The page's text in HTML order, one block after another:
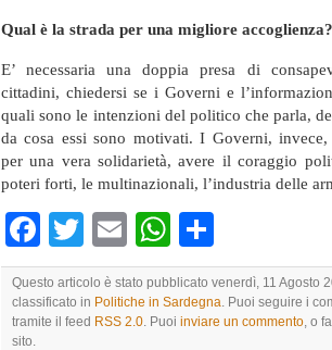
Qual è la strada per una migliore accoglienza?
E’ necessaria una doppia presa di
cittadini, chiedersi se i Governi e
quali sono le intenzioni del politico che parla,
da cosa essi sono motivati. I Governi, invece,
per una vera solidarietà, avere il coraggio
poteri forti, le multinazionali, l’industria delle
Facebook
TwitterEmailWhatsApp
Questo articolo è stato pubblicato venerdì, 11 Agosto
classificato in Politiche in Sardegna . Puoi seguire i
tramite il feed RSS 2.0 . Puoi inviare un commento , o
sito.